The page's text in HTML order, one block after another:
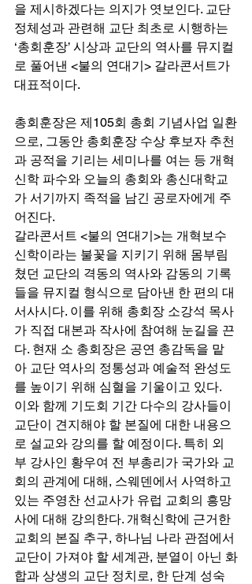
을 제시하겠다는 의지가 엿보인다. 교단
정체성과 관련해 교단 최초로 시행하는
‘총회훈장’ 시상과 교단의 역사를 뮤지컬
로 풀어낸 <불의 연대기> 갈라콘서트가
대표적이다.
총회훈장은 제105회 총회 기념사업 일환
으로, 그동안 총회훈장 수상 후보자 추천
과 공적을 기리는 세미나를 여는 등 개혁
신학 파수와 오늘의 총회와 총신대학교
가 서기까지 족적을 남긴 공로자에게 주
어진다.
갈라콘서트 <불의 연대기>는 개혁보수
신학이라는 불꽃을 지키기 위해 몸부림
쳤던 교단의 격동의 역사와 감동의 기록
들을 뮤지컬 형식으로 담아낸 한 편의 대
서사시다. 이를 위해 총회장 소강석 목사
가 직접 대본과 작사에 참여해 눈길을 끈
다. 현재 소 총회장은 공연 총감독을 맡
아 교단 역사의 정통성과 예술적 완성도
를 높이기 위해 심혈을 기울이고 있다.
이와 함께 기도회 기간 다수의 강사들이
교단이 견지해야 할 본질에 대한 내용으
로 설교와 강의를 할 예정이다. 특히 외
부 강사인 황우여 전 부총리가 국가와 교
회의 관계에 대해, 스웨덴에서 사역하고
있는 주영찬 선교사가 유럽 교회의 흥망
사에 대해 강의한다. 개혁신학에 근거한
교회의 본질 추구, 하나님 나라 관점에서
교단이 가져야 할 세계관, 분열이 아닌 화
합과 상생의 교단 정치로, 한 단계 성숙